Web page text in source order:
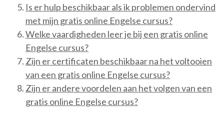
Is er hulp beschikbaar als ik problemen ondervind
met mijn gratis online Engelse cursus?
Welke vaardigheden leer je bij een gratis online
Engelse cursus?
Zijn er certificaten beschikbaar na het voltooien
van een gratis online Engelse cursus?
Zijn er andere voordelen aan het volgen van een
gratis online Engelse cursus?